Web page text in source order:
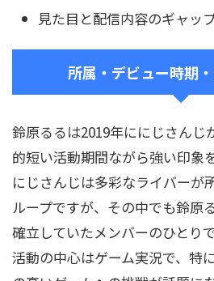
見た目と配信内容のギャッ
所属・デビュー時期
鈴原るるは2019年ににじさんじ
的短い活動期間ながら強い印象
にじさんじは多彩なライバーが
ループですが、その中でも鈴原
確立していたメンバーのひとりで
活動の中心はゲーム実況で、特